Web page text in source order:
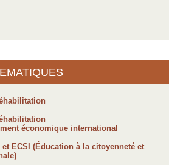
économique international
ECSI (Éducation à la citoyenneté et